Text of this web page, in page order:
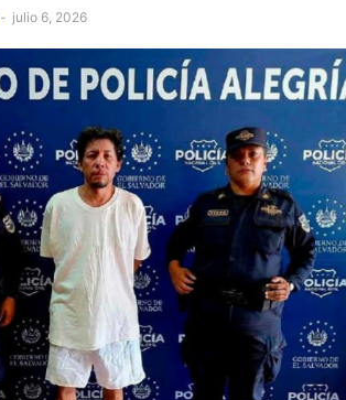
- julio 6, 2026